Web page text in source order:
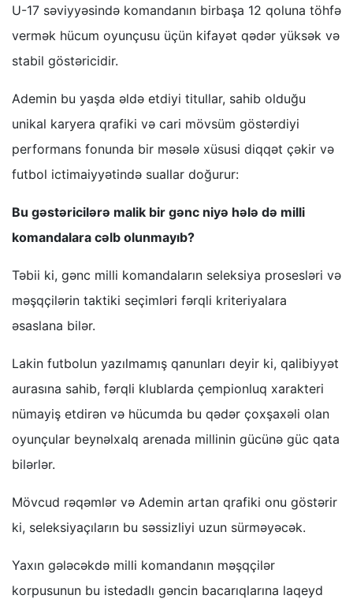
U-17 səviyyəsində komandanın birbaşa 12 qoluna töhfə
vermək hücum oyunçusu üçün kifayət qədər yüksək və
stabil göstəricidir.
Ademin bu yaşda əldə etdiyi titullar, sahib olduğu
unikal karyera qrafiki və cari mövsüm göstərdiyi
performans fonunda bir məsələ xüsusi diqqət çəkir və
futbol ictimaiyyətində suallar doğurur:
Bu gəstəricilərə malik bir gənc niyə hələ də milli
komandalara cəlb olunmayıb?
Təbii ki, gənc milli komandaların seleksiya prosesləri və
məşqçilərin taktiki seçimləri fərqli kriteriyalara
əsaslana bilər.
Lakin futbolun yazılmamış qanunları deyir ki, qalibiyyət
aurasına sahib, fərqli klublarda çempionluq xarakteri
nümayiş etdirən və hücumda bu qədər çoxşaxəli olan
oyunçular beynəlxalq arenada millinin gücünə güc qata
bilərlər.
Mövcud rəqəmlər və Ademin artan qrafiki onu göstərir
ki, seleksiyaçıların bu səssizliyi uzun sürməyəcək.
Yaxın gələcəkdə milli komandanın məşqçilər
korpusunun bu istedadlı gəncin bacarıqlarına laqeyd